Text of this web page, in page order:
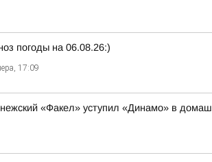
погоды на 06.08.26:)
17:09
«Факел» уступил «Динамо» в